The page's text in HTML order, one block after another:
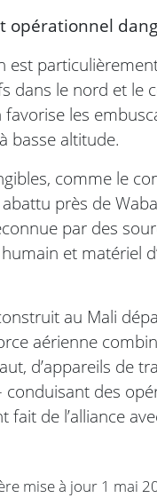
opérationnel
est
dans le nord et le
les
basse altitude.
comme le
près de
par des
et matériel
au Mali
aérienne
d’appareils
des
fait de l’alliance
mise à jour 1 mai